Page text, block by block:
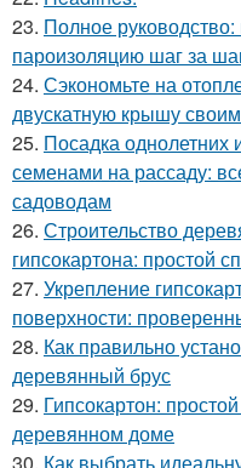
23. Полное руководство:
пароизоляцию шаг за
24. Сэкономьте на
двускатную крышу
25. Посадка однолетних
семенами на рассаду:
садоводам
26. Строительство
гипсокартона: простой
27. Укрепление
поверхности:
28. Как правильно
деревянный брус
29. Гипсокартон:
деревянном доме